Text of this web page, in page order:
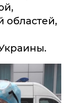
областей,